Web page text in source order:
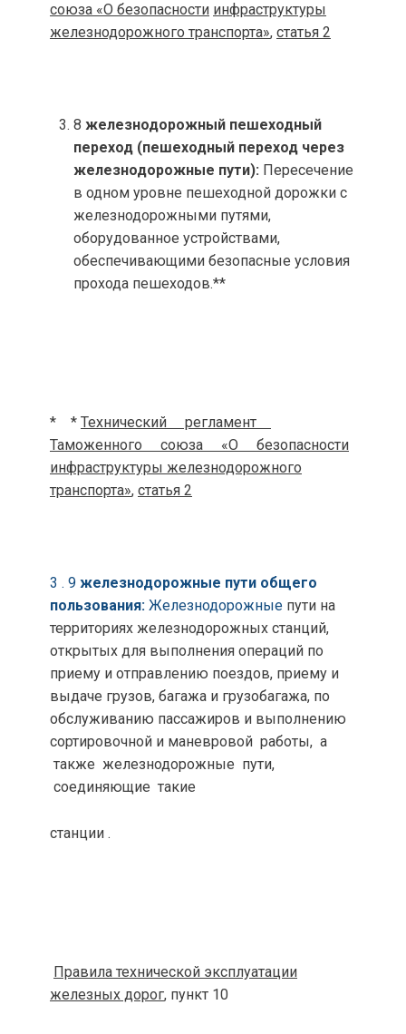
союза «О безопасности инфраструктуры
железнодорожного транспорта», статья 2
8 железнодорожный пешеходный
переход (пешеходный переход через
железнодорожные пути): Пересечение
в одном уровне пешеходной дорожки с
железнодорожными путями,
оборудованное устройствами,
обеспечивающими безопасные условия
прохода пешеходов.**
* * Технический регламент
Таможенного союза «О безопасности
инфраструктуры железнодорожного
транспорта», статья 2
3 . 9 железнодорожные пути общего
пользования: Железнодорожные пути на
территориях железнодорожных станций,
открытых для выполнения операций по
приему и отправлению поездов, приему и
выдаче грузов, багажа и грузобагажа, по
обслуживанию пассажиров и выполнению
сортировочной и маневровой работы, а
также железнодорожные пути,
соединяющие такие
станции .
Правила технической эксплуатации
железных дорог, пункт 10